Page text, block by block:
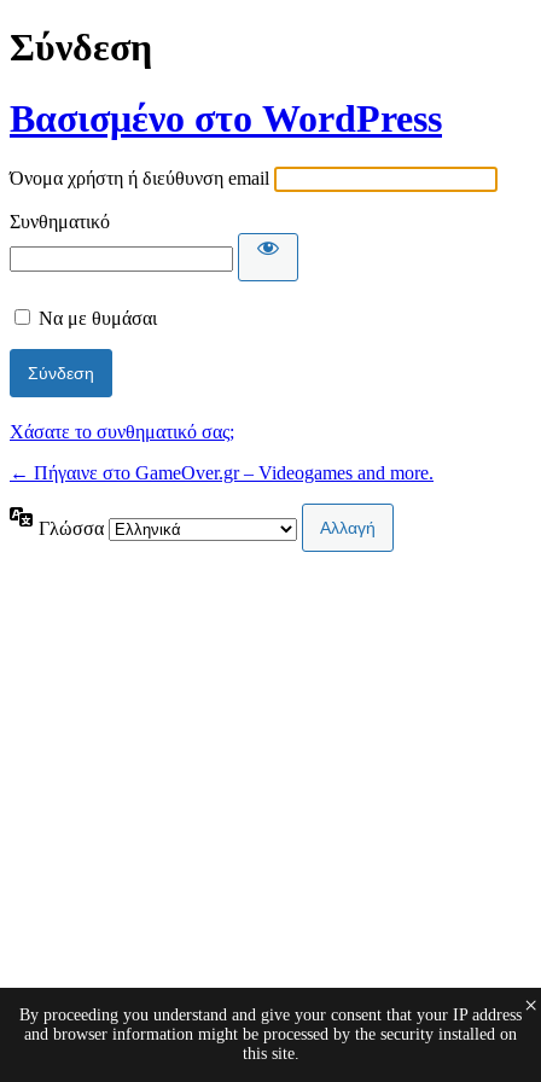
Σύνδεση
Βασισμένο στο WordPress
Όνομα χρήστη ή διεύθυνση email
Συνθηματικό
Να με θυμάσαι
Χάσατε το συνθηματικό σας;
← Πήγαινε στο GameOver.gr – Videogames and more.
Γλώσσα
By proceeding you understand and give your consent that your IP address
and browser information might be processed by the security installed on
this site.
×